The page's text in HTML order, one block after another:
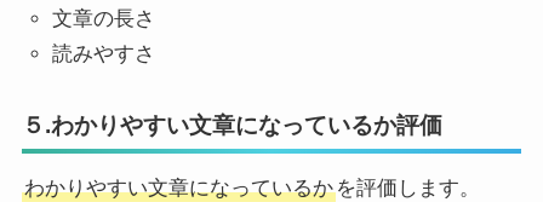
文章の長さ
読みやすさ
５.わかりやすい文章になっているか評価
わかりやすい文章になっているかを評価します。